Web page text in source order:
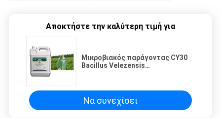
Αποκτήστε την καλύτερη τιμή για
Μικροβιακός παράγοντας CY30
Bacillus Velezensis
λίπασμα
Να συνεχίσει